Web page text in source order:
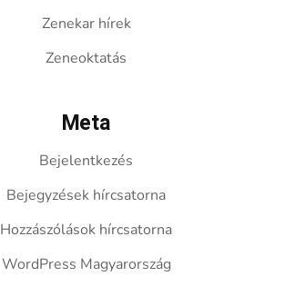
Zenekar hírek
Zeneoktatás
Meta
Bejelentkezés
Bejegyzések hírcsatorna
Hozzászólások hírcsatorna
WordPress Magyarország